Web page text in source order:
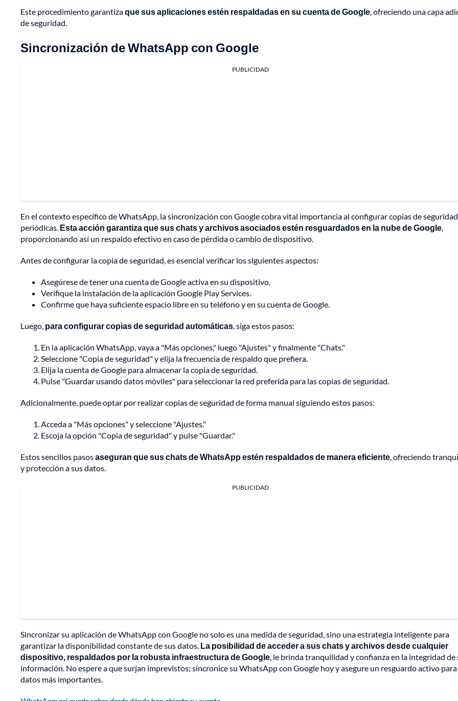
Este procedimiento garantizaque sus aplicaciones estén respaldadas en su cuenta de Google, ofreciendo una capa
de seguridad.
Sincronización de WhatsApp con Google
PUBLICIDAD
En el contexto específico de WhatsApp, la sincronización con Google cobra vital importancia al configurar copias de seguridad
periódicas. Esta acción garantiza que sus chats y archivos asociados estén resguardados en la nube de Google,
proporcionando así un respaldo efectivo en caso de pérdida o cambio de dispositivo.
Antes de configurar la copia de seguridad, es esencial verificar los siguientes aspectos:
Asegúrese de tener una cuenta de Google activa en su dispositivo.
Verifique la instalación de la aplicación Google Play Services.
Confirme que haya suficiente espacio libre en su teléfono y en su cuenta de Google.
Luego, para configurar copias de seguridad automáticas, siga estos pasos:
En la aplicación WhatsApp, vaya a "Más opciones," luego "Ajustes" y finalmente "Chats."
Seleccione "Copia de seguridad" y elija la frecuencia de respaldo que prefiera.
Elija la cuenta de Google para almacenar la copia de seguridad.
Pulse "Guardar usando datos móviles" para seleccionar la red preferida para las copias de seguridad.
Adicionalmente, puede optar por realizar copias de seguridad de forma manual siguiendo estos pasos:
Acceda a "Más opciones" y seleccione "Ajustes."
Escoja la opción "Copia de seguridad" y pulse "Guardar."
Estos sencillos pasosaseguran que sus chats de WhatsApp estén respaldados de manera eficiente, ofreciendo
y protección a sus datos.
PUBLICIDAD
Sincronizar su aplicación de WhatsApp con Google no solo es una medida de seguridad, sino una estrategia inteligente para
garantizar la disponibilidad constante de sus datos. La posibilidad de acceder a sus chats y archivos desde cualquier
dispositivo, respaldados por la robusta infraestructura de Google, le brinda tranquilidad y confianza en la integridad de
información. No espere a que surjan imprevistos; sincronice su WhatsApp con Google hoy y asegure un resguardo activo para
datos más importantes.